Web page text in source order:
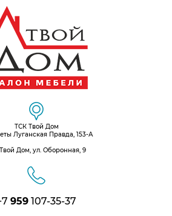
ТСК Твой Дом
Луганская Правда, 153-А
Дом, ул. Оборонная, 9
959 107-35-37